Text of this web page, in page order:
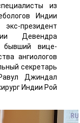
из
Индии
президент
Девендра
бывший вице-
ангиологов
секретарь
Джиндал
Индии Рой